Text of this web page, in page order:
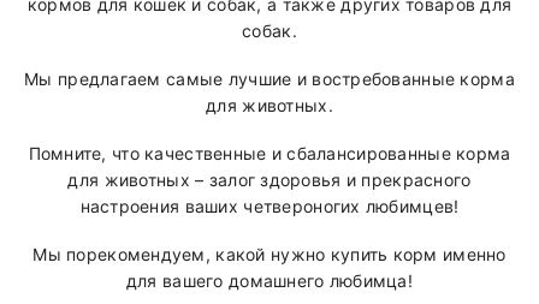
собак.
Мы предлагаем самые лучшие и востребованные корма
для животных.
Помните, что качественные и сбалансированные корма
для животных – залог здоровья и прекрасного
настроения ваших четвероногих любимцев!
Мы порекомендуем, какой нужно купить корм именно
для вашего домашнего любимца!